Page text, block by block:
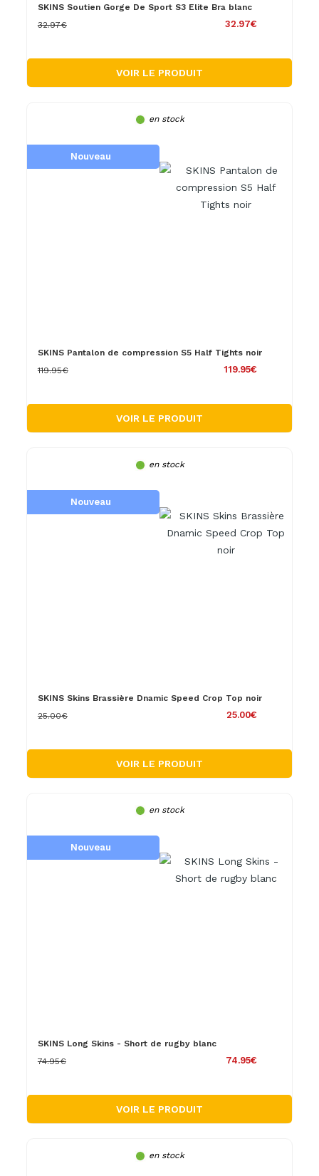
SKINS Soutien Gorge De Sport S3 Elite Bra blanc
32.97€
32.97€
VOIR LE PRODUIT
en stock
Nouveau
SKINS Pantalon de compression S5 Half Tights noir
119.95€
119.95€
VOIR LE PRODUIT
en stock
Nouveau
SKINS Skins Brassière Dnamic Speed Crop Top noir
25.00€
25.00€
VOIR LE PRODUIT
en stock
Nouveau
SKINS Long Skins - Short de rugby blanc
74.95€
74.95€
VOIR LE PRODUIT
en stock